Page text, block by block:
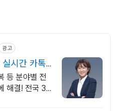
광고
시간 카톡
등 분야별 전
해결! 전국 30